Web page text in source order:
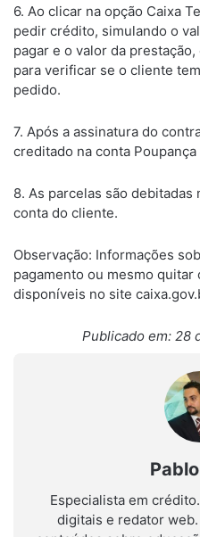
6. Ao clicar na opção Caixa
pedir crédito, simulando o
pagar e o valor da
para verificar se o cliente
pedido.
7. Após a assinatura do
creditado na conta
8. As parcelas são debitadas
conta do cliente.
Observação: Informações
pagamento ou mesmo quitar
disponíveis no site
Publicado em: 28
Especialista em
digitais e redator